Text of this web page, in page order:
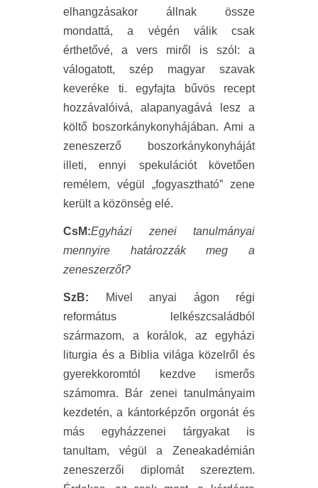
elhangzásakor állnak össze
mondattá, a végén válik csak
érthetővé, a vers miről is szól: a
válogatott, szép magyar szavak
keveréke ti. egyfajta bűvös recept
hozzávalóivá, alapanyagává lesz a
költő boszorkánykonyhájában. Ami a
zeneszerző boszorkánykonyháját
illeti, ennyi spekulációt követően
remélem, végül „fogyasztható” zene
került a közönség elé.
CsM:Egyházi zenei tanulmányai
mennyire határozzák meg a
zeneszerzőt?
SzB:
Mivel anyai ágon régi
református lelkészcsaládból
származom, a korálok, az egyházi
liturgia és a Biblia világa közelről és
gyerekkoromtól kezdve ismerős
számomra. Bár zenei tanulmányaim
kezdetén, a kántorképzőn orgonát és
más egyházzenei tárgyakat is
tanultam, végül a Zeneakadémián
zeneszerzői diplomát szereztem.